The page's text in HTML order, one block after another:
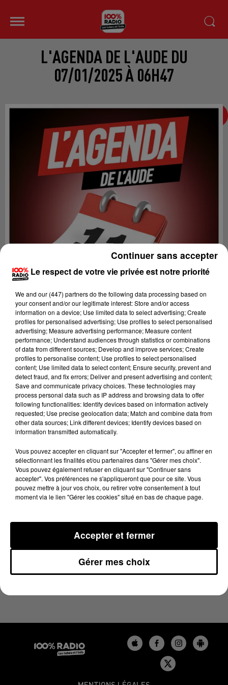
L'AGENDA DE L'AUDE DU
07/01/2025 À 06H47
Lecture (1 min 13 sec)
100%
7 janvier 2025 - 1 min 13 sec
L'AGENDA DE L'AUDE DU 07/01/2025 À 06H47
Le respect de votre vie privée est notre priorité
We and our (447) partnersdo the following data processing based on
your consent and/or our legitimate interest: Store and/or access
information on a device; Use limited data to select advertising; Create
profiles for personalised advertising; Use profiles to select personalised
advertising; Measure advertising performance; Measure content
performance; Understand audiences through statistics or combinations
of data from different sources; Develop and improve services; Create
profiles to personalise content; Use profiles to select personalised
content; Use limited data to select content; Ensure security, prevent and
detect fraud, and fix errors; Deliver and present advertising and content;
Save and communicate privacy choices. These technologies may
process personal data such as IP address and browsing data to offer
following functionalities: Identify devices based on information actively
requested; Use precise geolocation data; Match and combine data from
other data sources; Link different devices; Identify devices based on
information transmitted automatically.
Vous pouvez accepter en cliquant sur "Accepter et fermer", ou affiner en
sélectionnant les finalités et/ou partenaires dans "Gérer mes choix".
Vous pouvez également refuser en cliquant sur "Continuer sans
accepter". Vos préférences ne s'appliqueront que pour ce site. Vous
pouvez mettre à jour vos choix, ou retirer votre consentement à tout
moment via le lien "Gérer les cookies" situé en bas de chaque page.
Gérer mes choix
Accepter et fermer
Continuer sans accepter